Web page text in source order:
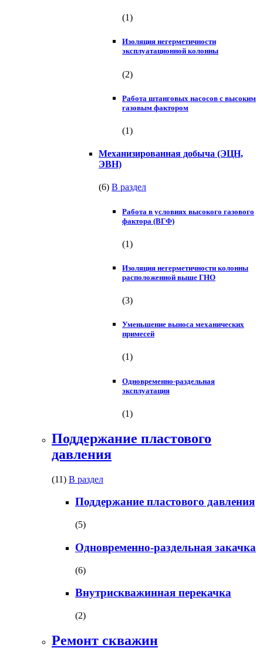
(1)
Изоляция негерметичности
эксплуатационной колонны
(2)
Работа штанговых насосов с высоким
газовым фактором
(1)
Механизированная добыча (ЭЦН,
ЭВН)
(6) В раздел
Работа в условиях высокого газового
фактора (ВГФ)
(1)
Изоляция негерметичности колонны
расположенной выше ГНО
(3)
Уменьшение выноса механических
примесей
(1)
Одновременно-раздельная
эксплуатация
(1)
Поддержание пластового
давления
(11) В раздел
Поддержание пластового давления
(5)
Одновременно-раздельная закачка
(6)
Внутрискважинная перекачка
(2)
Ремонт скважин